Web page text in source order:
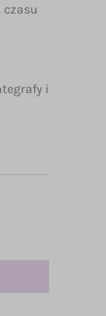
czasu
i